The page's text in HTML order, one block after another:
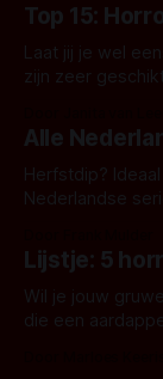
Top 15:
Laat jij je wel
zijn zeer
Alle
Herfstdip?
Nederlandse series te bingen!
Amsterdamned
is niet beperkt
Lijstje: 5
Wil je jouw
die een